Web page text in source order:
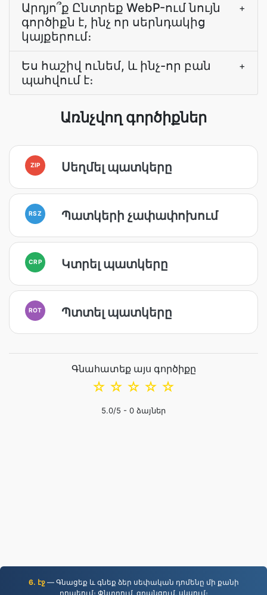
Արդյո՞ք Ընտրեք WebP-ում նույն
գործիքն է, ինչ որ սերնդակից
կայքերում։
+
Ես հաշիվ ունեմ, և ինչ-որ բան
պահվում է։
+
Առնչվող գործիքներ
ZIP Սեղմել պատկերը
RSZ Պատկերի չափափոխում
CRP Կտրել պատկերը
ROT Պտտել պատկերը
Գնահատեք այս գործիքը
☆
☆
☆
☆
☆
5.0/5 - 0 ձայներ
6. էջ— Գնացեք և գնեք ձեր սեփական դոմենը մի քանի
րոպեում։ Փնտրում, գրանցում, սկսում։